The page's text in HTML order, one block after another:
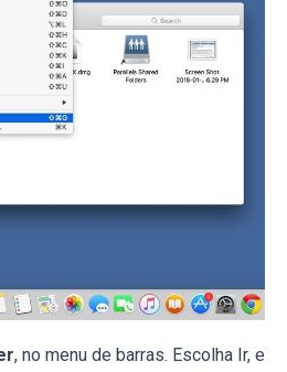
, no menu de barras. Escolha Ir, e